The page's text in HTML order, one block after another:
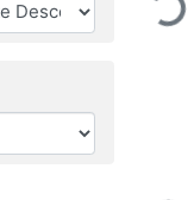
Loading...